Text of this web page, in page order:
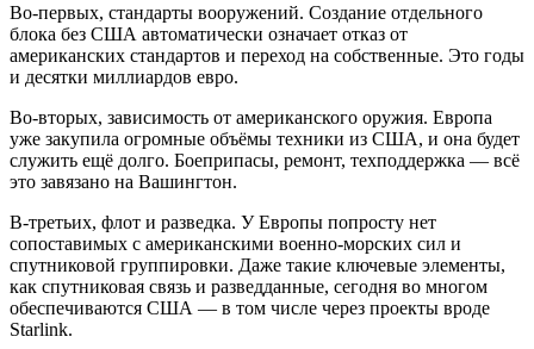
Во-первых, стандарты вооружений. Создание отдельного
блока без США автоматически означает отказ от
американских стандартов и переход на собственные. Это годы
и десятки миллиардов евро.
Во-вторых, зависимость от американского оружия. Европа
уже закупила огромные объёмы техники из США, и она будет
служить ещё долго. Боеприпасы, ремонт, техподдержка — всё
это завязано на Вашингтон.
В-третьих, флот и разведка. У Европы попросту нет
сопоставимых с американскими военно-морских сил и
спутниковой группировки. Даже такие ключевые элементы,
как спутниковая связь и разведданные, сегодня во многом
обеспечиваются США — в том числе через проекты вроде
Starlink.